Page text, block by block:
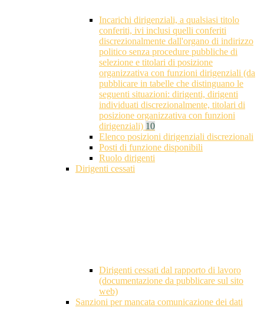
Incarichi dirigenziali, a qualsiasi titolo
conferiti, ivi inclusi quelli conferiti
discrezionalmente dall'organo di indirizzo
politico senza procedure pubbliche di
selezione e titolari di posizione
organizzativa con funzioni dirigenziali (da
pubblicare in tabelle che distinguano le
seguenti situazioni: dirigenti, dirigenti
individuati discrezionalmente, titolari di
posizione organizzativa con funzioni
dirigenziali) 10
Elenco posizioni dirigenziali discrezionali
Posti di funzione disponibili
Ruolo dirigenti
Dirigenti cessati
Dirigenti cessati dal rapporto di lavoro
(documentazione da pubblicare sul sito
web)
Sanzioni per mancata comunicazione dei dati